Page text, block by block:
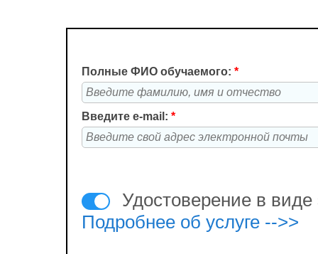
Полные ФИО обучаемого: *
Введите e-mail: *
Удостоверение в виде
Подробнее об услуге -->>